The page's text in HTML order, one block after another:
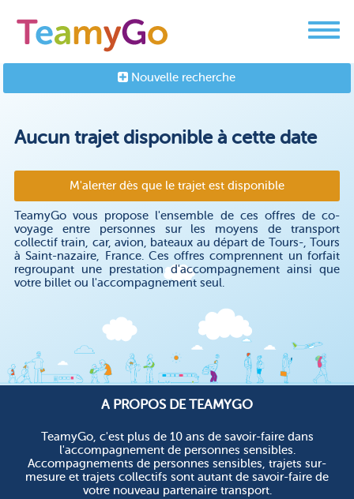
Nouvelle recherche
Aucun trajet disponible à cette date
M'alerter dès que le trajet est disponible
TeamyGo vous propose l'ensemble de ces offres de co-
voyage entre personnes sur les moyens de transport
collectif train, car, avion, bateaux au départ de Tours-, Tours
à Saint-nazaire, France. Ces offres comprennent un forfait
regroupant une prestation d'accompagnement ainsi que
votre billet ou l'accompagnement seul.
A PROPOS DE TEAMYGO
TeamyGo, c'est plus de 10 ans de savoir-faire dans
l'accompagnement de personnes sensibles.
Accompagnements de personnes sensibles, trajets sur-
mesure et trajets collectifs sont autant de savoir-faire de
votre nouveau partenaire transport.